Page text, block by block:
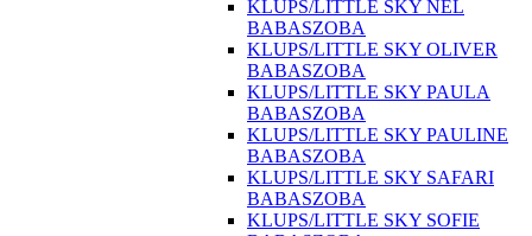
KLUPS/LITTLE SKY NEL
BABASZOBA
KLUPS/LITTLE SKY OLIVER
BABASZOBA
KLUPS/LITTLE SKY PAULA
BABASZOBA
KLUPS/LITTLE SKY PAULINE
BABASZOBA
KLUPS/LITTLE SKY SAFARI
BABASZOBA
KLUPS/LITTLE SKY SOFIE